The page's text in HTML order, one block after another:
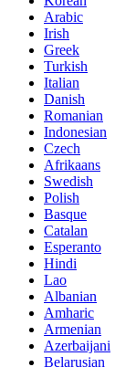
Arabic
Irish
Greek
Turkish
Italian
Danish
Romanian
Indonesian
Czech
Afrikaans
Swedish
Polish
Basque
Catalan
Esperanto
Hindi
Lao
Albanian
Amharic
Armenian
Azerbaijani
Belarusian